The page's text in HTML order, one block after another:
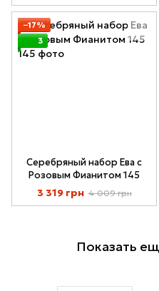
−17%
3
Серебряный набор Ева с
Розовым Фианитом 145
3 319 грн 4 009 грн
Показать